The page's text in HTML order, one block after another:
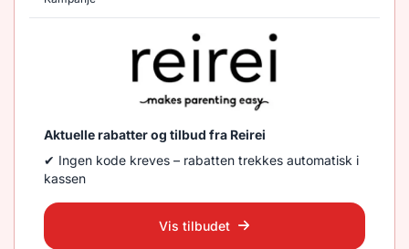
Aktuelle rabatter og tilbud fra Reirei
✔ Ingen kode kreves – rabatten trekkes automatisk i
kassen
Vis tilbudet